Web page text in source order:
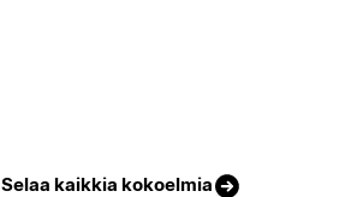
Selaa kaikkia kokoelmia